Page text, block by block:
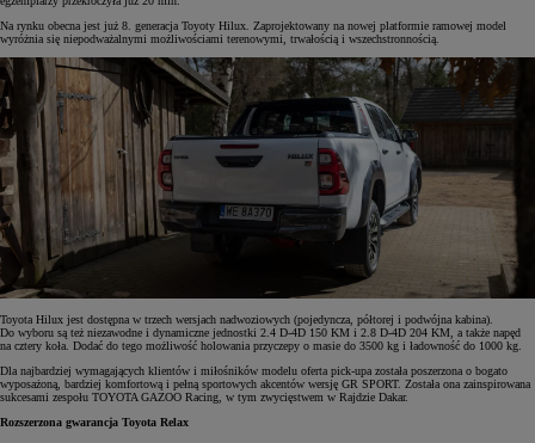
Na rynku obecna jest już 8. generacja Toyoty Hilux. Zaprojektowany na nowej platformie ramowej model
wyróżnia się niepodważalnymi możliwościami terenowymi, trwałością i wszechstronnością.
Toyota Hilux jest dostępna w trzech wersjach nadwoziowych (pojedyncza, półtorej i podwójna kabina).
Do wyboru są też niezawodne i dynamiczne jednostki 2.4 D-4D 150 KM i 2.8 D-4D 204 KM, a także napęd
na cztery koła. Dodać do tego możliwość holowania przyczepy o masie do 3500 kg i ładowność do 1000 kg.
Dla najbardziej wymagających klientów i miłośników modelu oferta pick-upa została poszerzona o bogato
wyposażoną, bardziej komfortową i pełną sportowych akcentów wersję GR SPORT. Została ona zainspirowana
sukcesami zespołu TOYOTA GAZOO Racing, w tym zwycięstwem w Rajdzie Dakar.
Rozszerzona gwarancja Toyota Relax